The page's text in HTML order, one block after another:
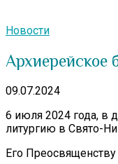
Новости
Архиерейское
09.07.2024
6 июля 2024 года, в
литургию в Свято-
Его